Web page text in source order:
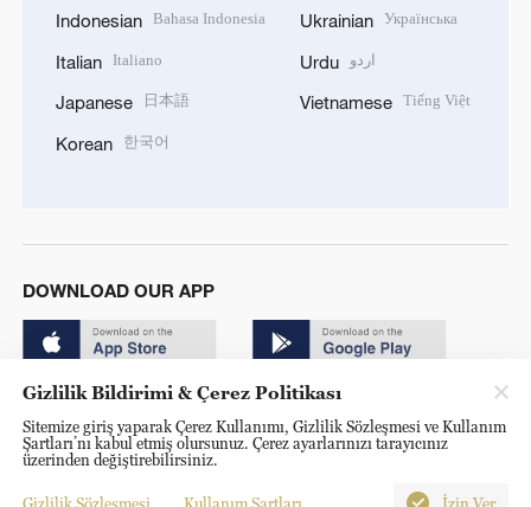
Indonesian Bahasa Indonesia
Italian Italiano
Japanese 日本語
Korean 한국어
Ukrainian Українська
Urdu اردو
Vietnamese Tiếng Việt
DOWNLOAD OUR APP
© China Radio International.CRI. All Rights Reserved. 16A
Shijingshan Road, Beijing, China. 100040
Gizlilik Bildirimi & Çerez Politikası
Sitemize giriş yaparak Çerez Kullanımı, Gizlilik Sözleşmesi ve Kullanım
Şartları’nı kabul etmiş olursunuz. Çerez ayarlarınızı tarayıcınız
üzerinden değiştirebilirsiniz.
Gizlilik Sözleşmesi Kullanım Şartları İzin Ver